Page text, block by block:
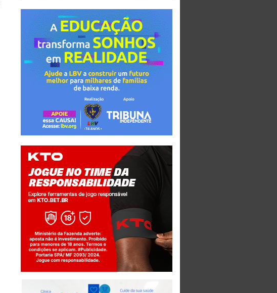
Jogue com responsabilidade. 18+